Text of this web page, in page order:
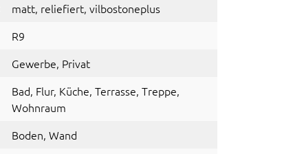
matt, reliefiert, vilbostoneplus
R9
Gewerbe, Privat
Bad, Flur, Küche, Terrasse, Treppe,
Wohnraum
Boden, Wand